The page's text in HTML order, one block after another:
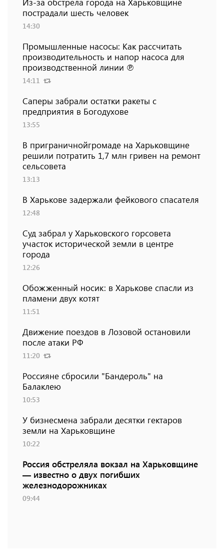
пострадали шесть человек
14:30
Промышленные насосы: Как рассчитать
производительность и напор насоса для
производственной линии ℗
14:11
Саперы забрали остатки ракеты с
предприятия в Богодухове
13:55
В приграничнойгромаде на Харьковщине
решили потратить 1,7 млн ​​гривен на ремонт
сельсовета
13:13
В Харькове задержали фейкового спасателя
12:48
Суд забрал у Харьковского горсовета
участок исторической земли в центре
города
12:26
Обожженный носик: в Харькове спасли из
пламени двух котят
11:51
Движение поездов в Лозовой остановили
после атаки РФ
11:20
Россияне сбросили "Бандероль" на
Балаклею
10:53
У бизнесмена забрали десятки гектаров
земли на Харьковщине
10:22
Россия обстреляла вокзал на Харьковщине
— известно о двух погибших
железнодорожниках
09:44